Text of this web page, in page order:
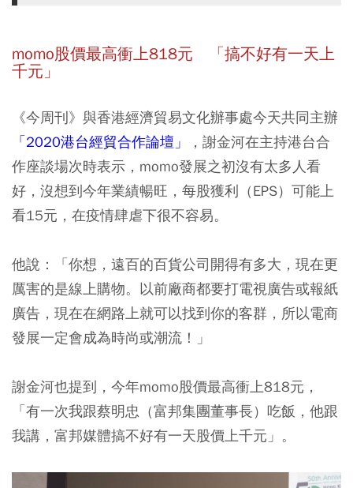
momo股價最高衝上818元 「搞不好有一天上
千元」
《今周刊》與香港經濟貿易文化辦事處今天共同主辦
「2020港台經貿合作論壇」
，謝金河在主持港台合
作座談場次時表示，momo發展之初沒有太多人看
好，沒想到今年業績暢旺，每股獲利（EPS）可能上
看15元，在疫情肆虐下很不容易。
他說：「你想，遠百的百貨公司開得有多大，現在更
厲害的是線上購物。以前廠商都要打電視廣告或報紙
廣告，現在在網路上就可以找到你的客群，所以電商
發展一定會成為時尚或潮流！」
謝金河也提到，今年momo股價最高衝上818元，
「有一次我跟蔡明忠（富邦集團董事長）吃飯，他跟
我講，富邦媒體搞不好有一天股價上千元」。